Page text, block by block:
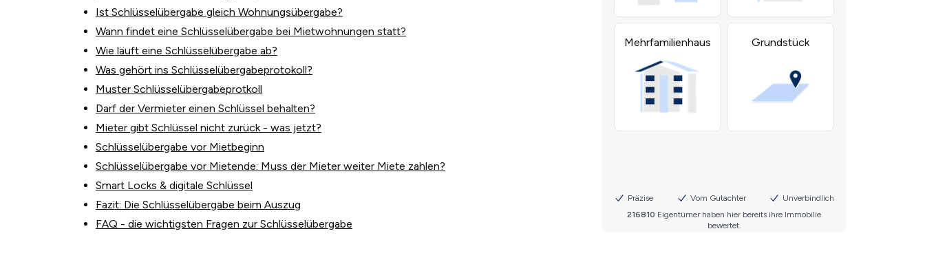
Ist Schlüsselübergabe gleich Wohnungsübergabe?
Wann findet eine Schlüsselübergabe bei Mietwohnungen statt?
Wie läuft eine Schlüsselübergabe ab?
Was gehört ins Schlüsselübergabeprotokoll?
Muster Schlüsselübergabeprotkoll
Darf der Vermieter einen Schlüssel behalten?
Mieter gibt Schlüssel nicht zurück - was jetzt?
Schlüsselübergabe vor Mietbeginn
Schlüsselübergabe vor Mietende: Muss der Mieter weiter Miete zahlen?
Smart Locks & digitale Schlüssel
Fazit: Die Schlüsselübergabe beim Auszug
FAQ - die wichtigsten Fragen zur Schlüsselübergabe